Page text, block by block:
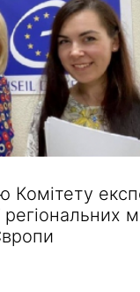
Комітету
регіональних